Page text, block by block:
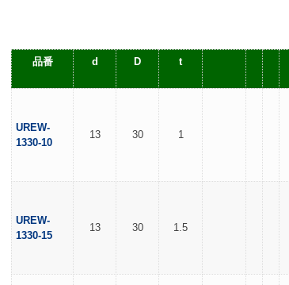
品番 d D t
UREW-
1330-10
13 30 1
UREW-
1330-15
13 30 1.5